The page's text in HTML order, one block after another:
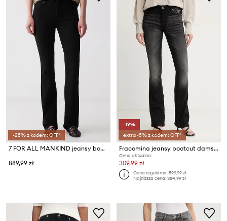
-25% z kodem: OFF*
7 FOR ALL MANKIND jeansy bootcut damskie
889,99 zł
-19%
extra -5% z kodem: OFF*
Fracomina jeansy bootcut damskie BELLA
Cena aktualna:
309,99 zł
Cena regularna:599,99 zł
Najniższa cena:384,99 zł